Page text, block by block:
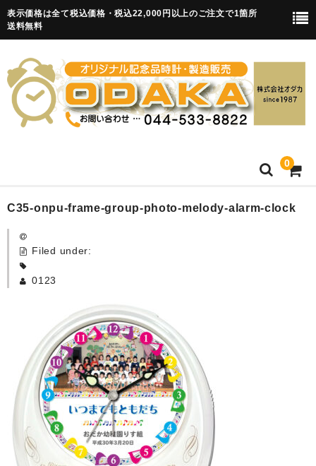
表示価格は全て税込価格・税込22,000円以上のご注文で1箇所
送料無料
0
HOME
卒園記念品
カード付フォトフレームクロック(集合)
目覚まし時計(集合＋個別)
メロディ時計(集合)
音声時計(集合)
目覚まし時計(個別)
C35-onpu-frame-group-photo-melody-alarm-clock
Filed under:
0123